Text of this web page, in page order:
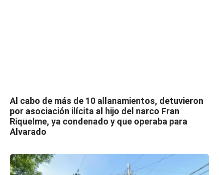
Al cabo de más de 10 allanamientos, detuvieron
por asociación ilícita al hijo del narco Fran
Riquelme, ya condenado y que operaba para
Alvarado